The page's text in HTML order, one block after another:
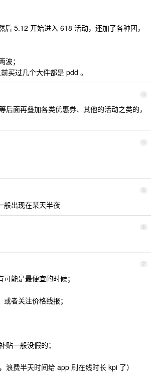
5.12 开始进入 618 活动，还加了各种团，
；
买过几个大件都是 pdd 。
3
面再叠加各类优惠券、其他的活动之类的，
4
5
般出现在某天半夜
6
7
能是最便宜的时候；
者关注价格线报；
一般没假的；
浪费半天时间给 app 刷在线时长 kpi 了）